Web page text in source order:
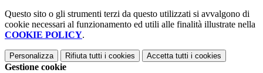
Questo sito o gli strumenti terzi da questo utilizzati si avvalgono di
cookie necessari al funzionamento ed utili alle finalità illustrate nella
COOKIE POLICY.
Personalizza Rifiuta tutti i cookies Accetta tutti i cookies
Gestione cookie